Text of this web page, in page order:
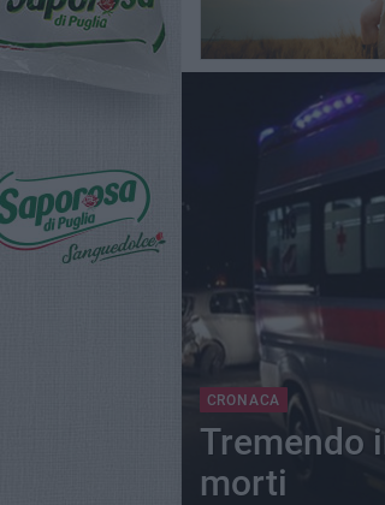
CRONACA
Tremendo
morti